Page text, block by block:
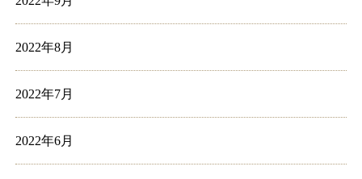
2022年8月
2022年7月
2022年6月